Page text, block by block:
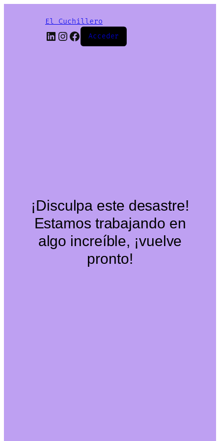
El Cuchillero
LinkedIn
Instagram
Facebook
Acceder
¡Disculpa este desastre!
Estamos trabajando en
algo increíble, ¡vuelve
pronto!